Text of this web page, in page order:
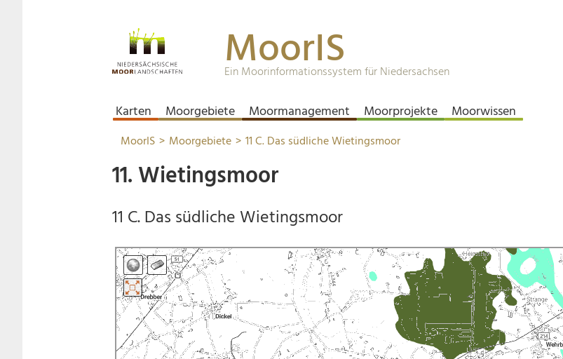
MoorIS
Ein Moorinformationssystem für Niedersachsen
Karten Moorgebiete Moormanagement Moorprojekte Moorwissen
MoorIS Moorgebiete 11 C. Das südliche Wietingsmoor
11. Wietingsmoor
11 C. Das südliche Wietingsmoor